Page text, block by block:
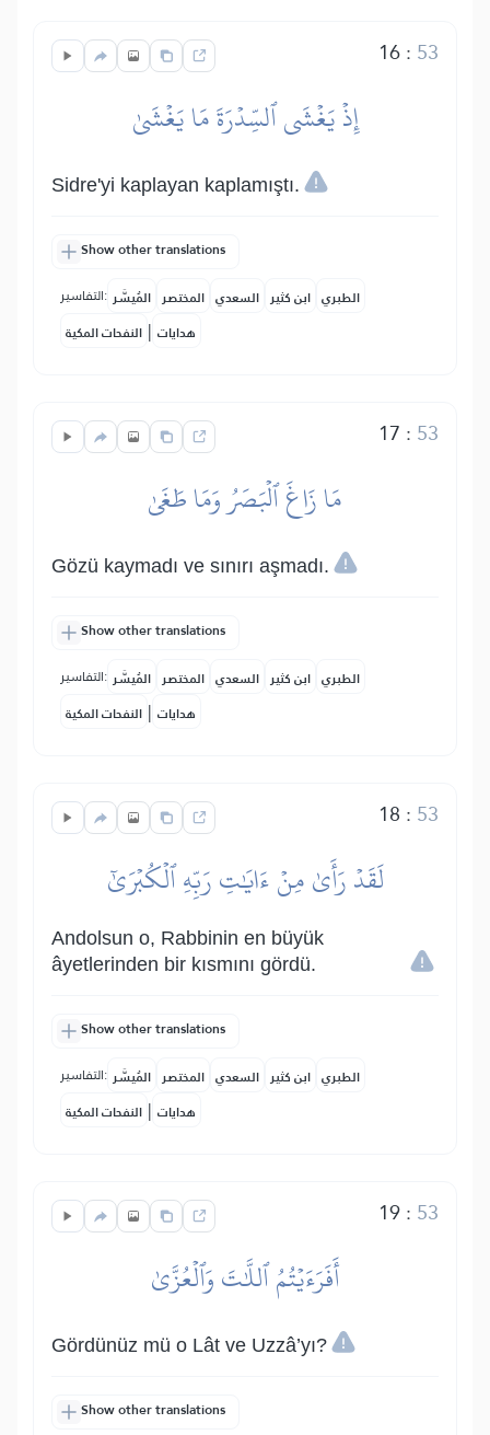
16: 53
إِذۡ يَغۡشَى ٱلسِّدۡرَةَ مَا يَغۡشَىٰ
Sidre'yi kaplayan kaplamıştı.
Show other translations
التفاسير: المُيسَّر المختصر السعدي ابن كثير الطبري
النفحات المكية | هدايات
17 : 53
مَا زَاغَ ٱلۡبَصَرُ وَمَا طَغَىٰ
Gözü kaymadı ve sınırı aşmadı.
Show other translations
التفاسير: المُيسَّر المختصر السعدي ابن كثير الطبري
النفحات المكية | هدايات
18 : 53
لَقَدۡ رَأَىٰ مِنۡ ءَايَٰتِ رَبِّهِ ٱلۡكُبۡرَىٰٓ
Andolsun o, Rabbinin en büyük
âyetlerinden bir kısmını gördü.
Show other translations
التفاسير: المُيسَّر المختصر السعدي ابن كثير الطبري
النفحات المكية | هدايات
19: 53
أَفَرَءَيۡتُمُ ٱللَّٰتَ وَٱلۡعُزَّىٰ
Gördünüz mü o Lât ve Uzzâ’yı?
Show other translations